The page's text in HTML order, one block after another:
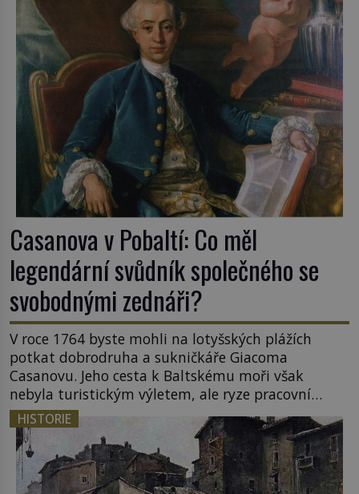
Casanova v Pobaltí: Co měl
legendární svůdník společného se
svobodnými zednáři?
V roce 1764 byste mohli na lotyšských plážích
potkat dobrodruha a sukničkáře Giacoma
Casanovu. Jeho cesta k Baltskému moři však
nebyla turistickým výletem, ale ryze pracovní
cestou se zištnými úmysly. Jaký cíl Casanova
sledoval, když se například procházel uličkami
lotyšské Rigy? Casanova v Pobaltí kontaktoval
tamní zednářské lóže. Nebyl v této oblasti žádným
nováčkem, protože do zednářské […]
HISTORIE